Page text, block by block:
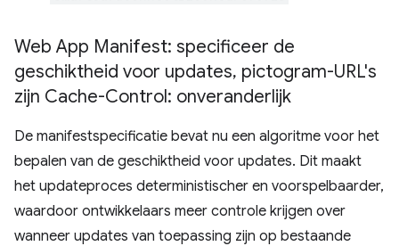
Web App Manifest: specificeer de
geschiktheid voor updates, pictogram-URL's
zijn Cache-Control: onveranderlijk
De manifestspecificatie bevat nu een algoritme voor het
bepalen van de geschiktheid voor updates. Dit maakt
het updateproces deterministischer en voorspelbaarder,
waardoor ontwikkelaars meer controle krijgen over
wanneer updates van toepassing zijn op bestaande